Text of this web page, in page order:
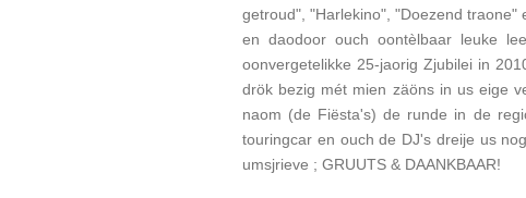
getroud", "Harlekino", "Doezend
en daodoor ouch oontèlbaar leuke
oonvergetelikke 25-jaorig Zjubilei in
drök bezig mét mien zäöns in us eige
naom (de Fiësta's) de runde in de
touringcar en ouch de DJ's dreije us
umsjrieve ; GRUUTS & DAANKBAAR!